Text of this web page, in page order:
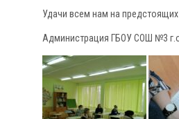
Удачи всем нам на предстоящих
Администрация ГБОУ СОШ №3